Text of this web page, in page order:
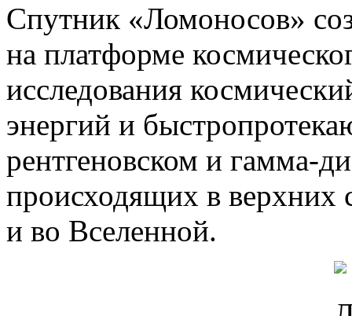
Спутник «Ломоносов»
на платформе
исследования
энергий и
рентгеновском и гамма-
происходящих в верхних
и во Вселенной.